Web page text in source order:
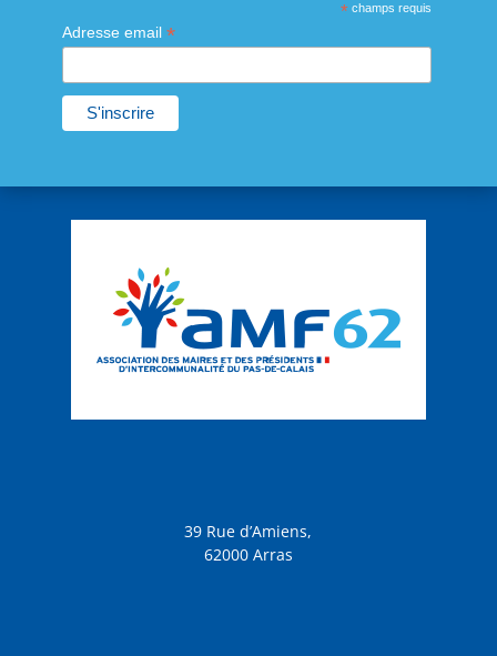
* champs requis
Adresse email *
39 Rue d’Amiens,
62000 Arras